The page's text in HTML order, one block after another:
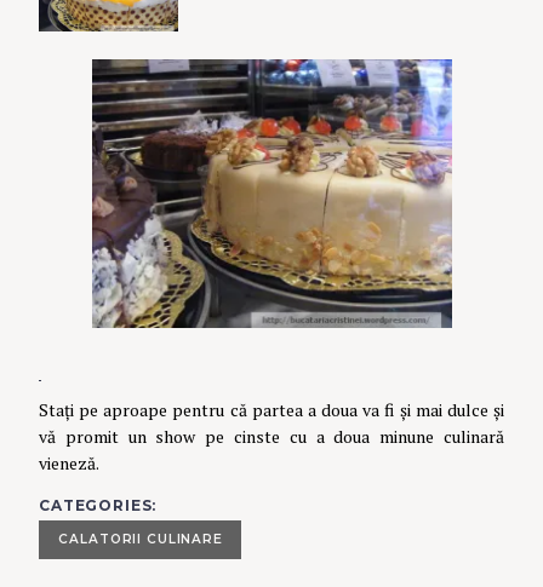
Stați pe aproape pentru că partea a doua va fi și mai dulce și
vă promit un show pe cinste cu a doua minune culinară
vieneză.
CATEGORIES
CALATORII CULINARE